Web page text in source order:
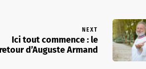
NEXT
Ici tout commence : le
retour d’Auguste Armand